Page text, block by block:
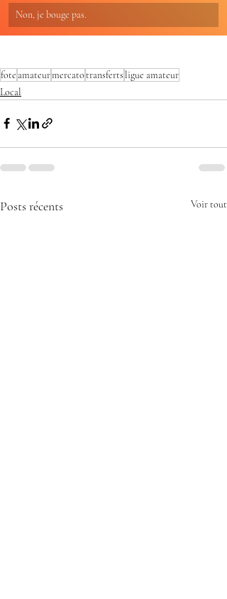
Non, je bouge pas.
fote amateurmercatotransferts ligue amateur
Local
Posts récents Voir tout